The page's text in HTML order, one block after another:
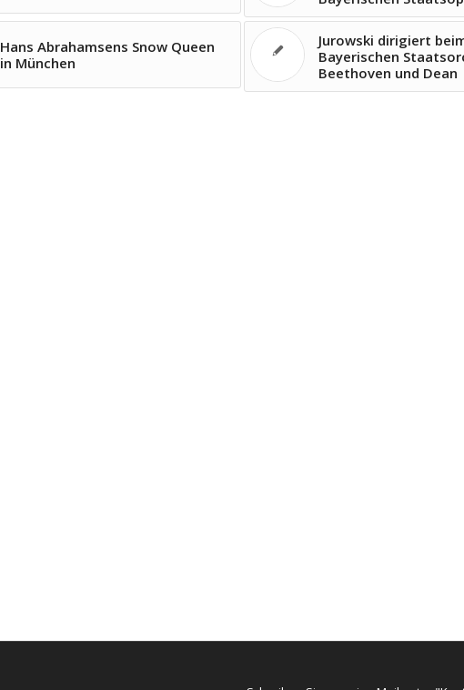
Hans Abrahamsens Snow Queen
in München
Jurowski dirigiert
Bayerischen
Beethoven und Dean